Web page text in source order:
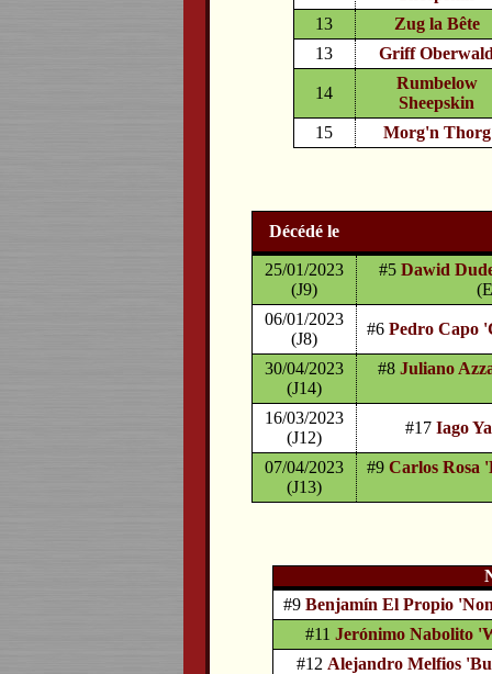
13
Zug la Bête
13
Griff
14
Rumbelow
Sheepskin
15
Morg'n Thorg
Décédé le
25/01/2023
(J9)
#5Dawid
06/01/2023
(J8)
#6Pedro Capo
30/04/2023
(J14)
#8Juliano
16/03/2023
(J12)
#17Iago
07/04/2023
(J13)
#9Carlos Rosa
#9Benjamín El Propio
#11 Jerónimo Nabolito
#12 Alejandro Melfios